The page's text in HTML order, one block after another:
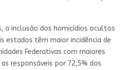
a inclusão dos homicídios ocultos
estados têm maior incidência de
Federativas com maiores
responsáveis por 72,5% dos